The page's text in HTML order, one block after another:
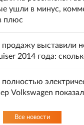
ушли в минус,
плюс
выставили
2014 года:
Volkswagen
Все новости